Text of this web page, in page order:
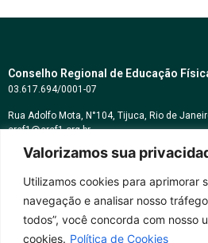
Valorizamos sua
Utilizamos cookies para aprimorar
navegação e analisar nosso
todos”, você concorda com nosso
cookies. Política de Cookies
Conselho Regional de Educação
03.617.694/0001-07
Rua Adolfo Mota, N°104, Tijuca, Rio de
cref1@cref1.org.br
Assessoria de comunicação:
Horários de atendimento: